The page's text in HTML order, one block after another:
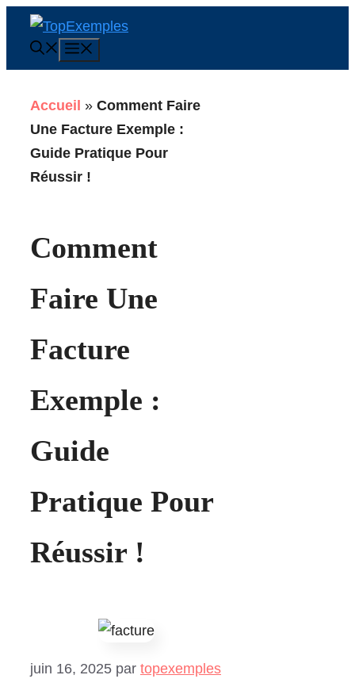
Aller
Accueil » Comment Faire
Une Facture Exemple :
Guide Pratique Pour
Réussir !
Comment
Faire Une
Facture
Exemple :
Guide
Pratique Pour
Réussir !
juin 16, 2025 par topexemples